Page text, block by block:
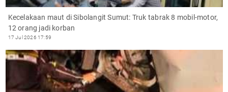
Kecelakaan maut di Sibolangit Sumut: Truk tabrak 8 mobil-motor,
12 orang jadi korban
17 Jul 2026 17:59